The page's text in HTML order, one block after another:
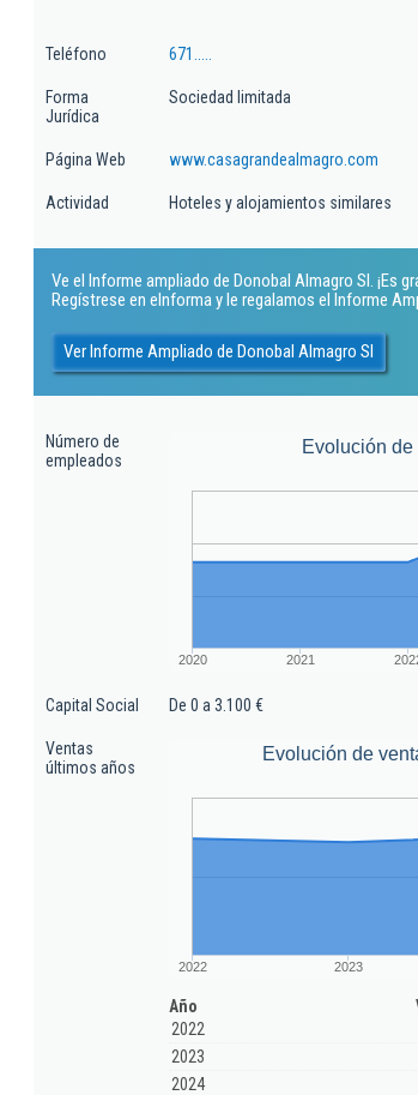
Teléfono 671.....
Forma
Jurídica
Sociedad limitada
Página Web www.casagrandealmagro.com
Actividad Hoteles y alojamientos similares
Ve el Informe ampliado de Donobal Almagro Sl. ¡Es
Regístrese en eInforma y le regalamos el Informe
Ver Informe Ampliado de Donobal Almagro Sl
Número de
empleados
Evolución
2020 2021
Capital Social De 0 a 3.100 €
Ventas
últimos años
Evolución de
2022 2023
Año
2022
2023
2024